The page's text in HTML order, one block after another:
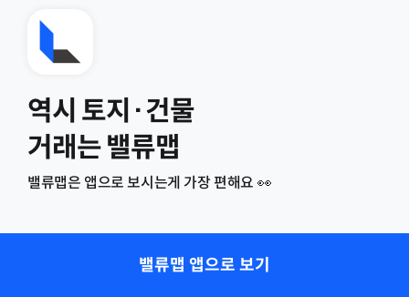
역시 토지·건물
거래는 밸류맵
밸류맵은 앱으로 보시는게 가장 편해요 👀
밸류맵 앱으로 보기